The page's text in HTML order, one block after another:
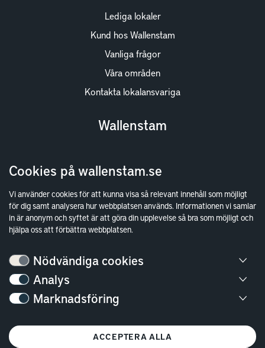
Cookies på wallenstam.se
Vi använder cookies för att kunna visa så relevant innehåll som möjligt
för dig samt analysera hur webbplatsen används. Informationen vi samlar
in är anonym och syftet är att göra din upplevelse så bra som möjligt och
hjälpa oss att förbättra webbplatsen.
Nödvändiga cookies
Analys
Marknadsföring
ACCEPTERA ALLA
Lediga lokaler
Kund hos Wallenstam
Vanliga frågor
Våra områden
Kontakta lokalansvariga
Wallenstam
Finansiella rapporter
Sök fakturamottagare
Våra fastigheter
Hållbarhet
Kundservice
Stockholm